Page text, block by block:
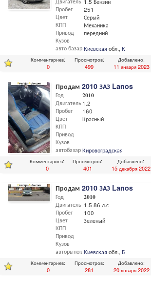
Пробег
Цвет
КПП
Привод
Кузов
авто базар
1.5 Бензин
251
Серый
Механика
передний
Киевская обл.,Киев
Комментариев:
0
Просмотров:
499
Добавлено:
11 января 2023
Продам 2010 ЗАЗ Lanos
Год
Двигатель
Пробег
Цвет
КПП
Привод
Кузов
автобазар
2010
1.2
160
Красный
Кировоградская
Комментариев:
0
Просмотров:
401
Добавлено:
15 декабря 2022
Продам 2010 ЗАЗ Lanos
Год
Двигатель
Пробег
Цвет
КПП
Привод
Кузов
авторынок
2010
1.5 86 л.с
100
Зеленый
Киевская обл.,Боярка
Комментариев:
0
Просмотров:
281
Добавлено:
20 января 2022